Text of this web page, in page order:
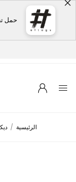
حمل
الرئيسية /